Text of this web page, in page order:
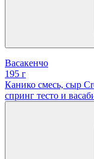
Васакенчо
195 г
Канико смесь, сыр
спринг тесто и